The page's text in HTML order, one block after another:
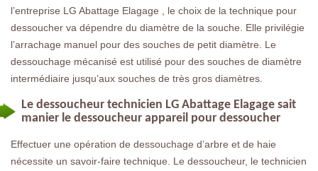
l’entreprise LG Abattage Elagage , le choix de la technique pour
dessoucher va dépendre du diamètre de la souche. Elle privilégie
l’arrachage manuel pour des souches de petit diamètre. Le
dessouchage mécanisé est utilisé pour des souches de diamètre
intermédiaire jusqu’aux souches de très gros diamètres.
Le dessoucheur technicien LG Abattage Elagage sait
manier le dessoucheur appareil pour dessoucher
Effectuer une opération de dessouchage d’arbre et de haie
nécessite un savoir-faire technique. Le dessoucheur, le technicien